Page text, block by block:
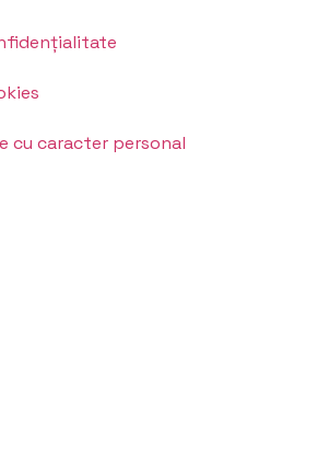
cu caracter personal